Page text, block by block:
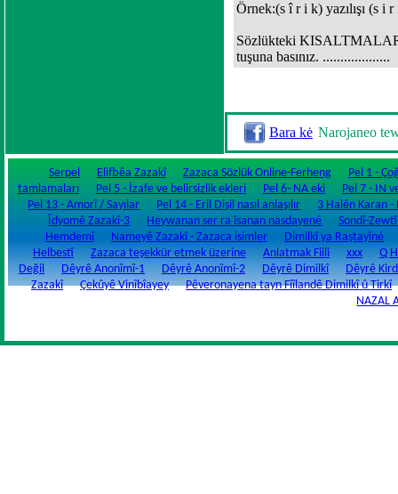
Örnek:(s î r i k) yazılışı (s i
Sözlükteki
tuşuna basınız. ...................
Bara kė Narojaneo
Serpel Elifbêa Zazakî Zazaca Sözlük Online-Ferheng
Pel 1 -
tamlamaları
Pel 5 - İzafe ve belirsizlik ekleri Pel 6- NA eki
Pel 7 - IN
Pel 13 - Amorî / Sayılar
Pel 14 - Eril Dişil nasıl anlaşılır
3 Halên Karan -
Îdyomê Zazakî-3
Heywanan ser ra îsanan nasdayené
Sondî-
Hemdemî
Nameyê Zazakî - Zazaca isimler
Dimilkî ya Raştayîné
Helbestî
Zazaca teşekkür etmek üzerine Anlatmak Fiili xxx
Q
Değil
Dêyrê Anonîmî-1 Dêyrê Anonîmî-2 Dêyrê Dimilkî
Dêyrê
Zazakî
Çekûyê Vinîbîayey
Pêveronayena tayn Fîîlandê Dimilkî û Tirkî
NAZAL